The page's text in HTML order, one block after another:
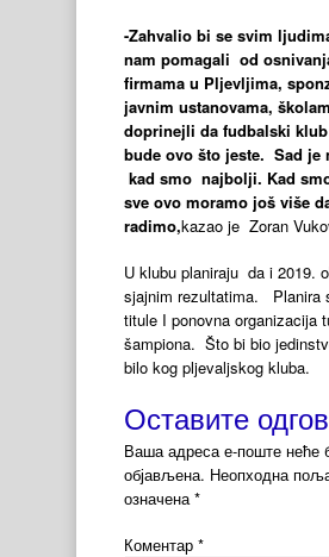
-Zahvalio bi se svim
nam pomagali od
firmama u Pljevljima,
javnim ustanovama,
doprinejli da fudbalski
bude ovo što jeste. Sad je
kad smo najbolji. Kad
sve ovo moramo još više
radimo,kazao je Zoran
U klubu planiraju da i 2019.
sjajnim rezultatima. Planira
titule I ponovna organizacija
šampiona. Što bi bio
bilo kog pljevaljskog kluba.
Оставите
Ваша адреса е-поште неће
објављена. Неопходна
означена *
Коментар *